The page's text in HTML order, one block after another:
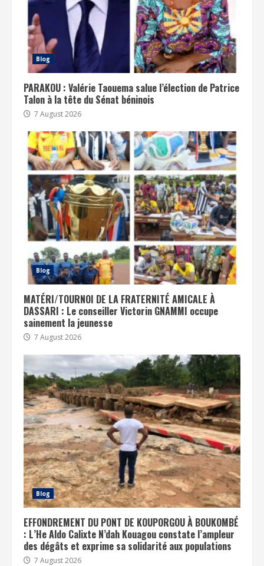
Blog
PARAKOU : Valérie Taouema salue l’élection de Patrice
Talon à la tête du Sénat béninois
7 August 2026
Blog
MATÉRI/TOURNOI DE LA FRATERNITÉ AMICALE À
DASSARI : Le conseiller Victorin GNAMMI occupe
sainement la jeunesse
7 August 2026
Blog
EFFONDREMENT DU PONT DE KOUPORGOU À BOUKOMBÉ
: L’He Aldo Calixte N’dah Kouagou constate l’ampleur
des dégâts et exprime sa solidarité aux populations
7 August 2026